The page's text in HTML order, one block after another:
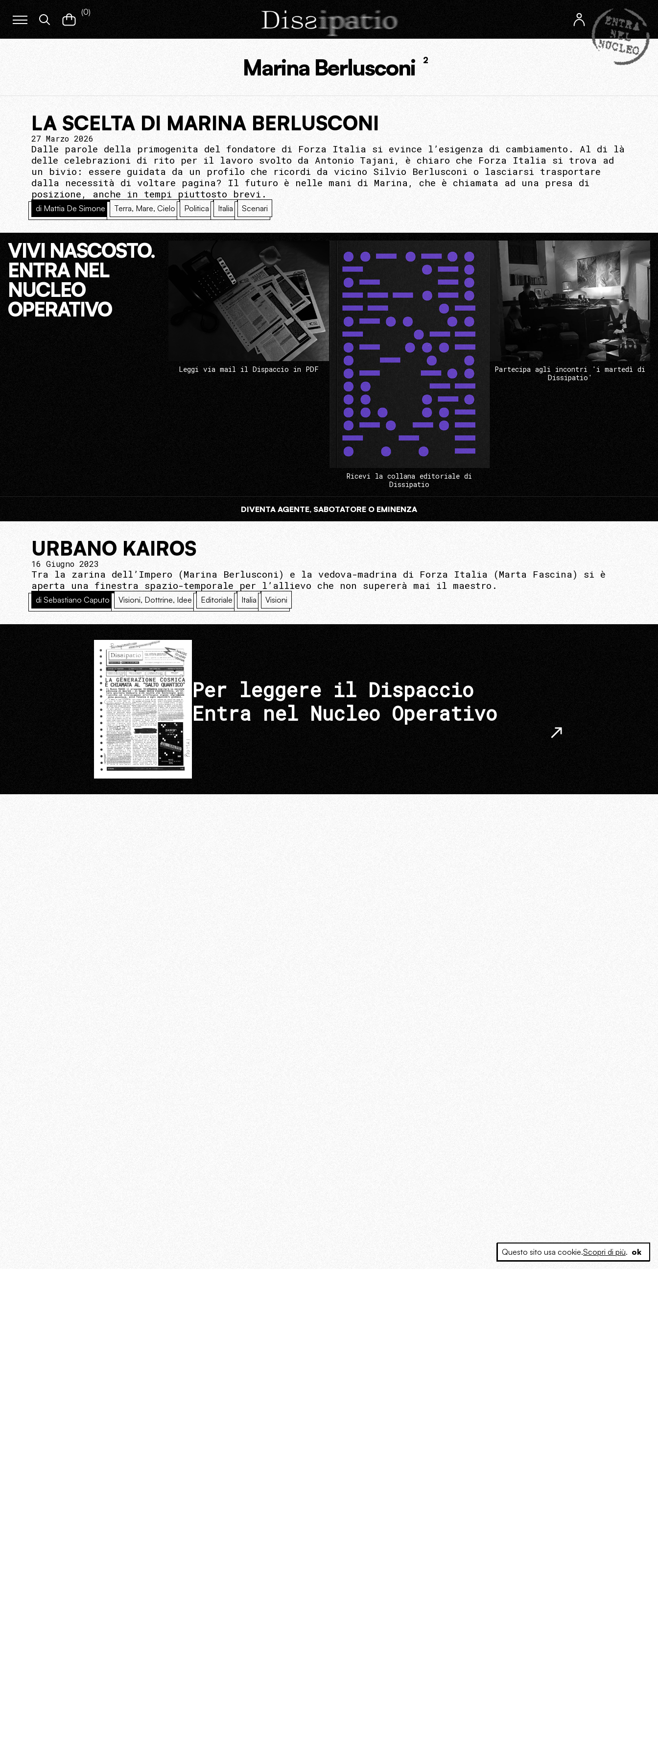
(0)
Marina Berlusconi 2
LA SCELTA DI MARINA BERLUSCONI
27 Marzo 2026
Dalle parole della primogenita del fondatore di Forza Italia si evince l’esigenza di cambiamento. Al di là
delle celebrazioni di rito per il lavoro svolto da Antonio Tajani, è chiaro che Forza Italia si trova ad
un bivio: essere guidata da un profilo che ricordi da vicino Silvio Berlusconi o lasciarsi trasportare
dalla necessità di voltare pagina? Il futuro è nelle mani di Marina, che è chiamata ad una presa di
posizione, anche in tempi piuttosto brevi.
di Mattia De Simone Terra, Mare, Cielo Politica Italia Scenari
VIVI NASCOSTO.
ENTRA NEL
NUCLEO
OPERATIVO
Leggi via mail il Dispaccio in PDF
Ricevi la collana editoriale di
Dissipatio
Partecipa agli incontri 'i martedì di
Dissipatio'
DIVENTA AGENTE, SABOTATORE O EMINENZA
URBANO KAIROS
16 Giugno 2023
Tra la zarina dell’Impero (Marina Berlusconi) e la vedova-madrina di Forza Italia (Marta Fascina) si è
aperta una finestra spazio-temporale per l’allievo che non supererà mai il maestro.
di Sebastiano Caputo Visioni, Dottrine, Idee Editoriale Italia Visioni
Per leggere il Dispaccio
Entra nel Nucleo Operativo
Questo sito usa cookie.Scopri di più. ok